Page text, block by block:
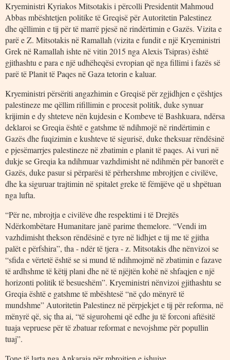
Kryeministri Kyriakos Mitsotakis i përcolli Presidentit Mahmoud
Abbas mbështetjen politike të Greqisë për Autoritetin Palestinez
dhe qëllimin e tij për të marrë pjesë në rindërtimin e Gazës. Vizita e
parë e Z. Mitsotakis në Ramallah (vizita e fundit e një Kryeministri
Grek në Ramallah ishte në vitin 2015 nga Alexis Tsipras) është
gjithashtu e para e një udhëheqësi evropian që nga fillimi i fazës së
parë të Planit të Paqes në Gaza tetorin e kaluar.
Kryeministri përsëriti angazhimin e Greqisë për zgjidhjen e çështjes
palestineze me qëllim rifillimin e procesit politik, duke synuar
krijimin e dy shteteve nën kujdesin e Kombeve të Bashkuara, ndërsa
deklaroi se Greqia është e gatshme të ndihmojë në rindërtimin e
Gazës dhe fuqizimin e kushteve të sigurisë, duke theksuar rëndësinë
e pjesëmarrjes palestineze në zbatimin e planit të paqes. Ai vuri në
dukje se Greqia ka ndihmuar vazhdimisht në ndihmën për banorët e
Gazës, duke pasur si përparësi të përhershme mbrojtjen e civilëve,
dhe ka siguruar trajtimin në spitalet greke të fëmijëve që u shpëtuan
nga lufta.
“Për ne, mbrojtja e civilëve dhe respektimi i të Drejtës
Ndërkombëtare Humanitare janë parime themelore. “Vendi im
vazhdimisht thekson rëndësinë e tyre në lidhjet e tij me të gjitha
palët e përfshira”, tha - ndër të tjera - z. Mitsotakis dhe nënvizoi se
“sfida e vërtetë është se si mund të ndihmojmë në zbatimin e fazave
të ardhshme të këtij plani dhe në të njëjtën kohë në shfaqjen e një
horizonti politik të besueshëm”. Kryeministri nënvizoi gjithashtu se
Greqia është e gatshme të mbështesë “në çdo mënyrë të
mundshme” Autoritetin Palestinez në përpjekjet e tij për reforma, në
mënyrë që, siç tha ai, “të sigurohemi që edhe ju të forconi aftësitë
tuaja vepruese për të zbatuar reformat e nevojshme për popullin
tuaj”.